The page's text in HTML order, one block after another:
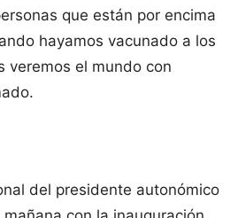
que están por encima
hayamos vacunado a los
veremos el mundo con
del presidente autonómico